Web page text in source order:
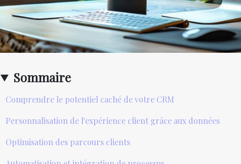
Sommaire
Comprendre le potentiel caché de votre CRM
Personnalisation de l'expérience client grâce aux données
Optimisation des parcours clients